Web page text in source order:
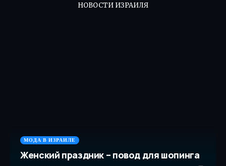
НОВОСТИ ИЗРАИЛЯ
МОДА В ИЗРАИЛЕ
Женский праздник – повод для шопинга